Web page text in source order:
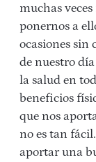
muchas
ponernos a
ocasiones sin
de nuestro
la salud en
beneficios
que nos
no es tan
aportar una